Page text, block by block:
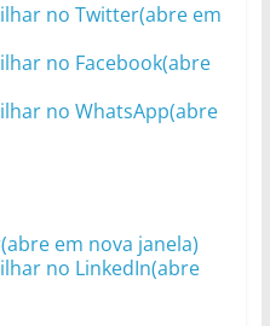
no Twitter(abre em
no Facebook(abre
no WhatsApp(abre
em nova janela)
no LinkedIn(abre